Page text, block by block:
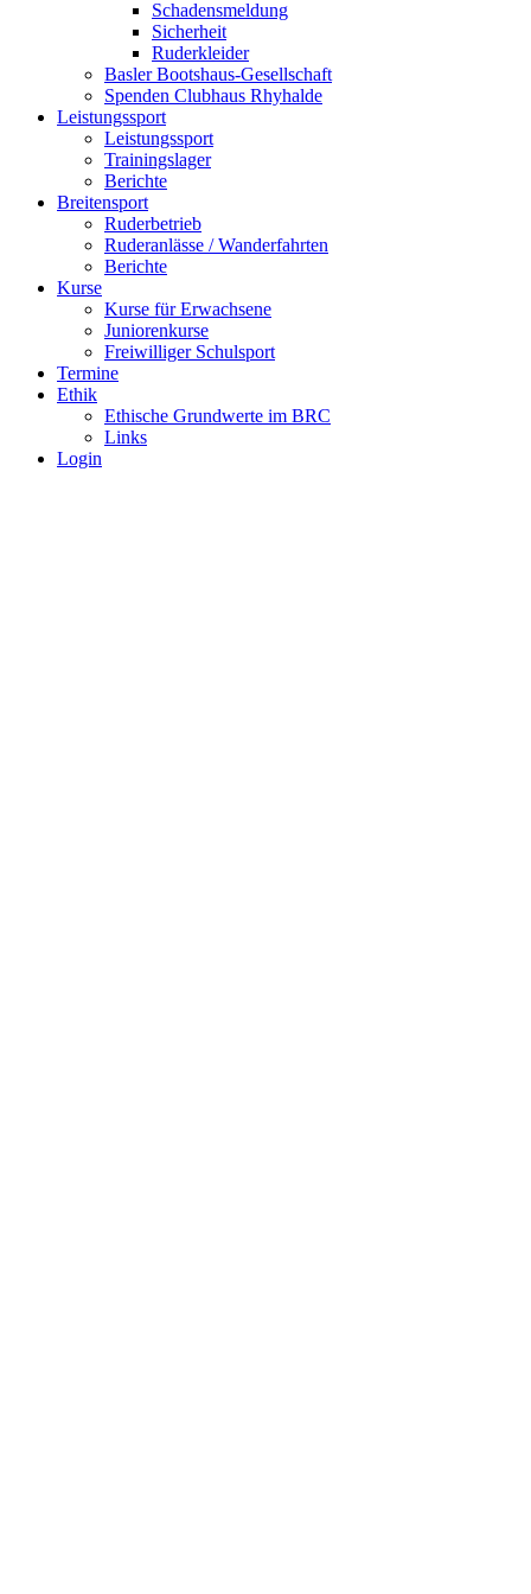
Schadensmeldung
Sicherheit
Ruderkleider
Basler Bootshaus-Gesellschaft
Spenden Clubhaus Rhyhalde
Leistungssport
Leistungssport
Trainingslager
Berichte
Breitensport
Ruderbetrieb
Ruderanlässe / Wanderfahrten
Berichte
Kurse
Kurse für Erwachsene
Juniorenkurse
Freiwilliger Schulsport
Termine
Ethik
Ethische Grundwerte im BRC
Links
Login